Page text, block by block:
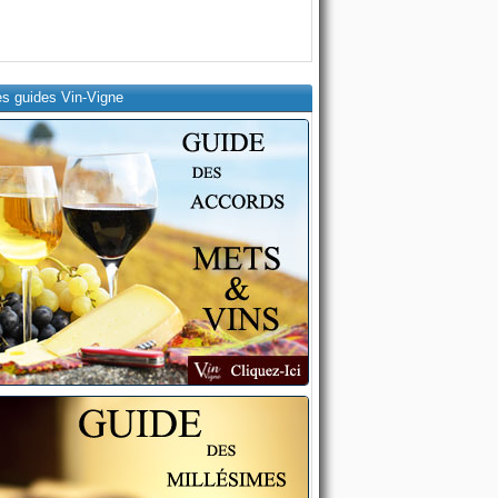
guides Vin-Vigne